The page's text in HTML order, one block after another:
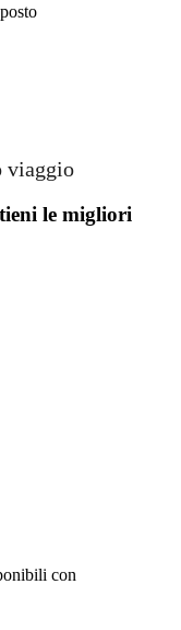
viaggio
le migliori
con